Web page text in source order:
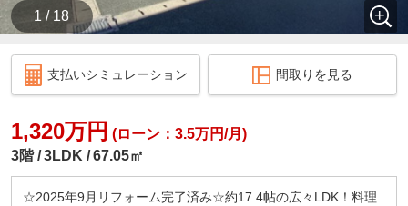
1 / 18
支払いシミュレーション 間取りを見る
1,320万円 (ローン：3.5万円/月)
3階 3LDK 67.05㎡
☆2025年9月リフォーム完了済み☆約17.4帖の広々LDK！料理